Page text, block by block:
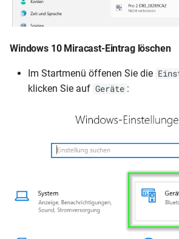
Windows 10 Miracast-Eintrag löschen
Im Startmenü öffenen Sie die
klicken Sie auf Geräte :